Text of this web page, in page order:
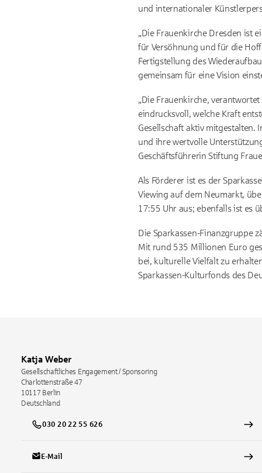
und internationaler
„Die Frauenkirche Dresden ist
für Versöhnung und für die
Fertigstellung des
gemeinsam für eine Vision
„Die Frauenkirche,
eindrucksvoll, welche Kraft
Gesellschaft aktiv mitgestalten.
und ihre wertvolle
Geschäftsführerin Stiftung
Als Förderer ist es der
Viewing auf dem Neumarkt,
17:55 Uhr aus; ebenfalls ist es
Die Sparkassen-Finanzgruppe
Mit rund 535 Millionen Euro
bei, kulturelle Vielfalt zu
Sparkassen-Kulturfonds des
Katja Weber
Gesellschaftliches Engagement / Sponsoring
Charlottenstraße 47
10117 Berlin
Deutschland
030 20 22 55 626
E-Mail